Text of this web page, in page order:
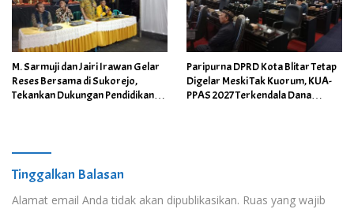
M. Sarmuji dan Jairi Irawan Gelar
Reses Bersama di Sukorejo,
Tekankan Dukungan Pendidikan
Paripurna DPRD Kota Blitar Tetap
Digelar Meski Tak Kuorum, KUA-
PPAS 2027 Terkendala Dana
Tinggalkan Balasan
Alamat email Anda tidak akan dipublikasikan. Ruas yang wajib